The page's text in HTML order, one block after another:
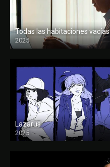
Todas las habitaciones vacías
2025
FULL HD
Lazarus
2025